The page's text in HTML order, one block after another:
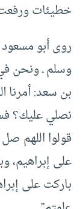
خطيئات ورفعت
روى أبو مسعود
وسلم ـ ونحن
بن سعد: أمرنا
نصلي عليك؟
قولوا اللهم
على إبراهيم،
باركت على